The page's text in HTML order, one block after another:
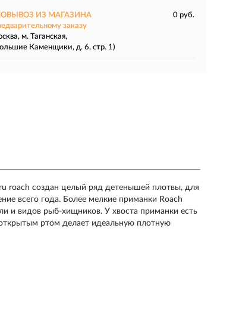
ИЗ МАГАЗИНА
0 руб.
заказу
м. Таганская,
Каменщики, д. 6, стр. 1)
roach создан целый ряд детенышей плотвы, для
всего года. Более мелкие приманки Roach
и видов рыб-хищников. У хвоста приманки есть
ртом делает идеальную плотную